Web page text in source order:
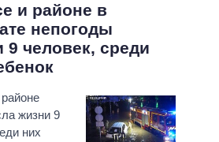
и районе в
непогоды
9 человек, среди
жизни 9
них